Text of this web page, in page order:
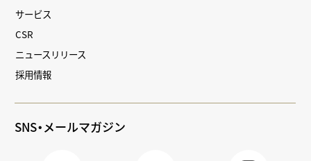
サービス
CSR
ニュースリリース
採用情報
SNS・メールマガジン